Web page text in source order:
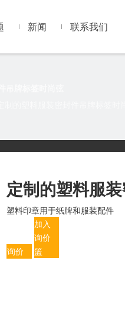
新闻 联系我们
定制的塑料服
塑料印章用于纸牌和服装配件
询价
加入
询价
篮